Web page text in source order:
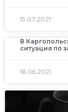
15.07.2021
В
ситуация по
18.06.2021